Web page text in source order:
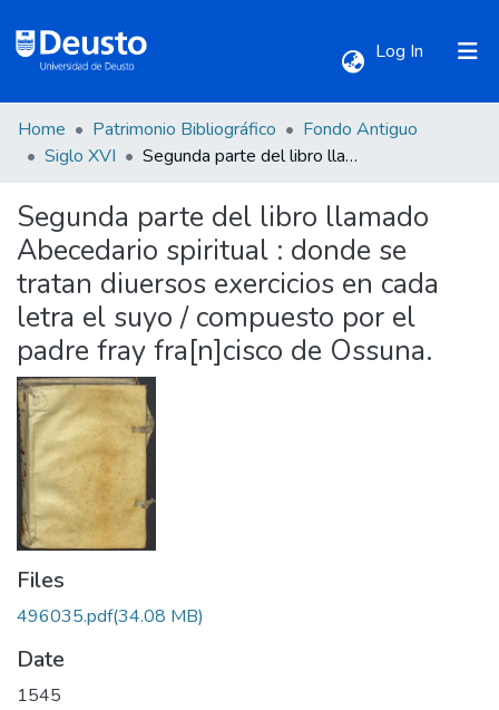
Log In (current)
Communities & Collections
All of DSpace
Statistics
Home Patrimonio Bibliográfico
Fondo Antiguo
Siglo XVI
Segunda parte del libro llamado Abecedario spiritual : donde se tratan diuersos exercicios en cada letra el suyo / compuesto por el padre fray fra[n]cisco de Ossuna.
Segunda parte del libro llamado
Abecedario spiritual : donde se
tratan diuersos exercicios en cada
letra el suyo / compuesto por el
padre fray fra[n]cisco de Ossuna.
Files
496035.pdf(34.08 MB)
Date
1545